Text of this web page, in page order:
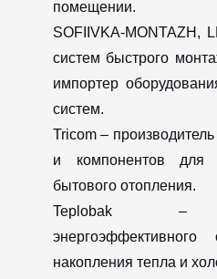
помещении.
SOFIIVKA-MONTAZH,
систем быстрого
импортер
систем.
Tricom –
и компонентов для
бытового отопления.
Teplobak –
накопления тепла и